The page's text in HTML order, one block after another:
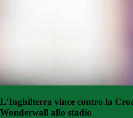
L'Inghilterra vince contro la
Wonderwall allo stadio